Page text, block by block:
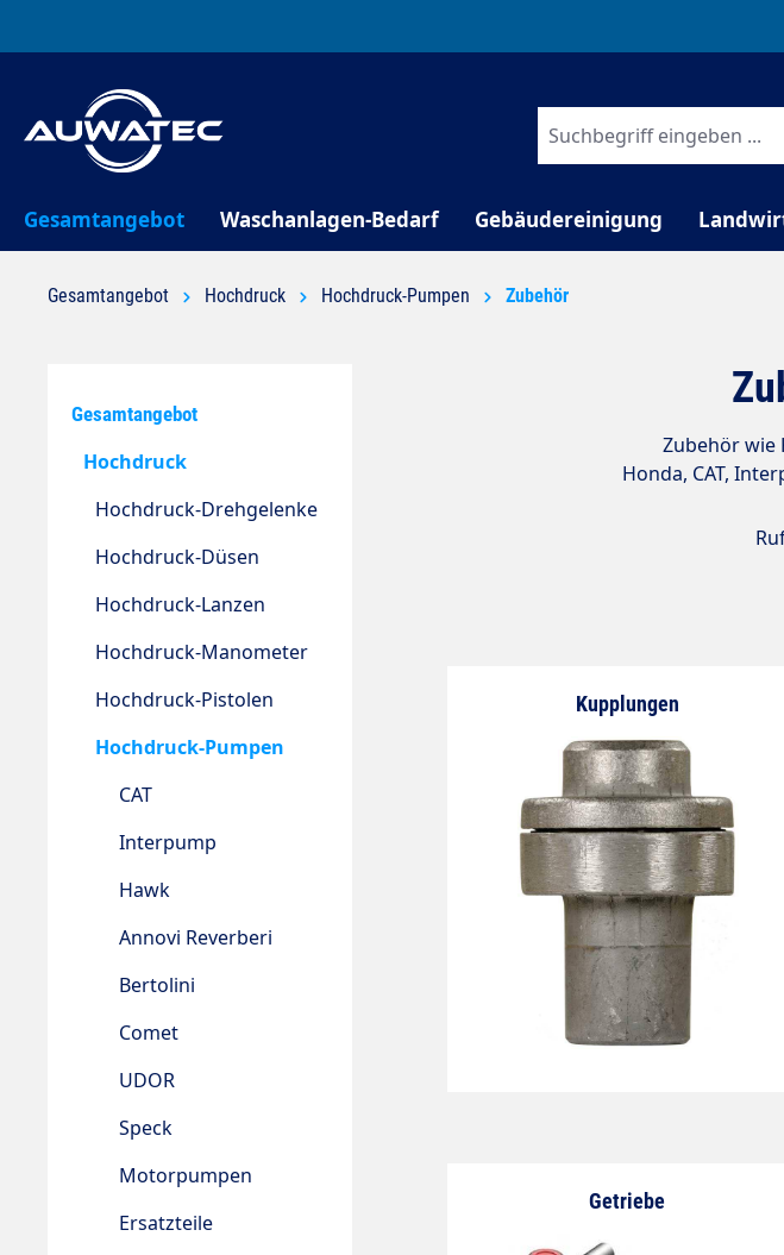
Gesamtangebot Waschanlagen-Bedarf Gebäudereinigung
Gesamtangebot Hochdruck Hochdruck-Pumpen Zubehör
Gesamtangebot
Hochdruck
Hochdruck-Drehgelenke
Hochdruck-Düsen
Hochdruck-Lanzen
Hochdruck-Manometer
Hochdruck-Pistolen
Hochdruck-Pumpen
CAT
Interpump
Hawk
Annovi Reverberi
Bertolini
Comet
UDOR
Speck
Motorpumpen
Ersatzteile
Zubehör wie
Honda, CAT,
Kupplungen
Getriebe